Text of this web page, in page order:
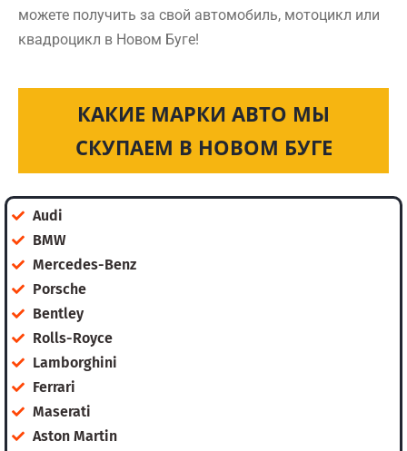
можете получить за свой автомобиль, мотоцикл или
квадроцикл в Новом Буге!
КАКИЕ МАРКИ АВТО МЫ
СКУПАЕМ В НОВОМ БУГЕ
Audi
BMW
Mercedes-Benz
Porsche
Bentley
Rolls-Royce
Lamborghini
Ferrari
Maserati
Aston Martin